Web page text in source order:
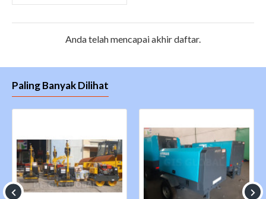
Anda telah mencapai akhir daftar.
Paling Banyak Dilihat